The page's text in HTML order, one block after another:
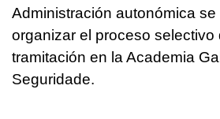
Administración autonómica
organizar el proceso selectivo
tramitación en la Academia
Seguridade.